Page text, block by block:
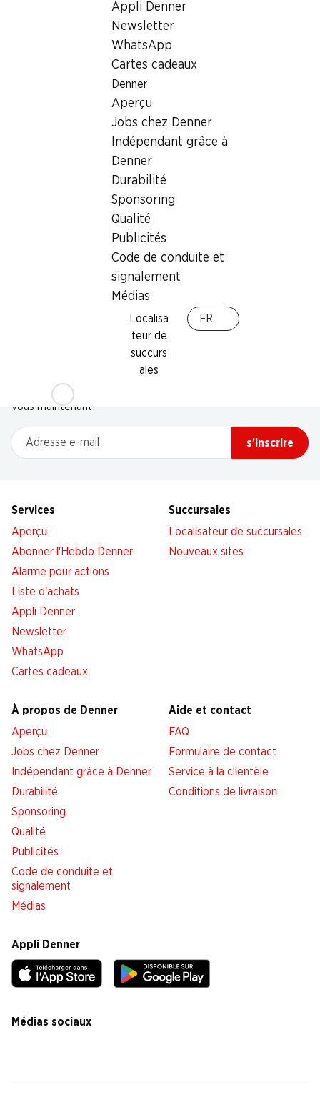
Appli Denner
Newsletter
WhatsApp
Cartes cadeaux
Denner
Aperçu
Jobs chez Denner
Indépendant grâce à
Denner
Durabilité
Sponsoring
Qualité
Publicités
Code de conduite et
signalement
Médias
Localisa
teur de
succurs
ales
FR
Retrait d'espèces avec la carte
postale / M-Card
Restez au courant grâce à la newsletter Denner. Inscrivez-
vous maintenant!
Adresse e-mail
s’inscrire
Services
Aperçu
Abonner l'Hebdo Denner
Alarme pour actions
Liste d'achats
Appli Denner
Newsletter
WhatsApp
Cartes cadeaux
Succursales
Localisateur de succursales
Nouveaux sites
À propos de Denner
Aperçu
Jobs chez Denner
Indépendant grâce à Denner
Durabilité
Sponsoring
Qualité
Publicités
Code de conduite et
signalement
Médias
Aide et contact
FAQ
Formulaire de contact
Service à la clientèle
Conditions de livraison
Appli Denner
Médias sociaux